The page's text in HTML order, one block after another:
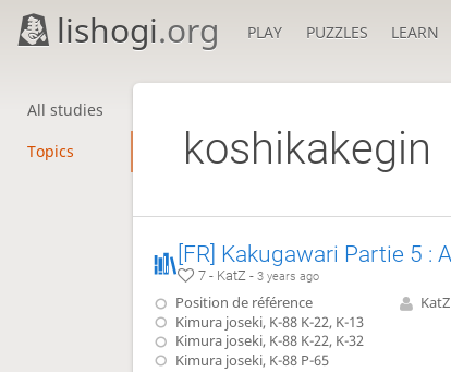
lishogi.org PLAY PUZZLES LEARN
All studies
Topics koshikakegin
7 - KatZ -3 years ago
Position de référence
Kimura joseki, K-88 K-22, K-13
Kimura joseki, K-88 K-22, K-32
Kimura joseki, K-88 P-65
KatZ